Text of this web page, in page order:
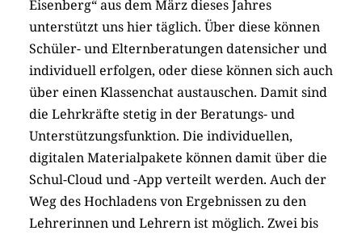
Eisenberg“ aus dem März dieses Jahres
unterstützt uns hier täglich. Über diese können
Schüler- und Elternberatungen datensicher und
individuell erfolgen, oder diese können sich auch
über einen Klassenchat austauschen. Damit sind
die Lehrkräfte stetig in der Beratungs- und
Unterstützungsfunktion. Die individuellen,
digitalen Materialpakete können damit über die
Schul-Cloud und -App verteilt werden. Auch der
Weg des Hochladens von Ergebnissen zu den
Lehrerinnen und Lehrern ist möglich. Zwei bis